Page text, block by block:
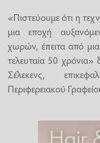
«Πιστεύουμε ότι η
μια εποχή
χωρών, έπειτα από
τελευταία 50
Σέλεκενς,
Περιφερειακού